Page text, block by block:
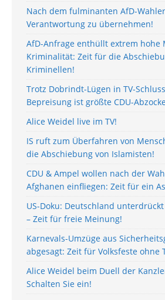
Nach dem fulminanten AfD-
Verantwortung zu übernehmen!
AfD-Anfrage enthüllt extrem hohe
Kriminalität: Zeit für die
Kriminellen!
Trotz Dobrindt-Lügen in TV-
Bepreisung ist größte CDU-
Alice Weidel live im TV!
IS ruft zum Überfahren von
die Abschiebung von Islamisten!
CDU & Ampel wollen nach der
Afghanen einfliegen: Zeit für ein
US-Doku: Deutschland
– Zeit für freie Meinung!
Karnevals-Umzüge aus
abgesagt: Zeit für Volksfeste ohne
Alice Weidel beim Duell der
Schalten Sie ein!